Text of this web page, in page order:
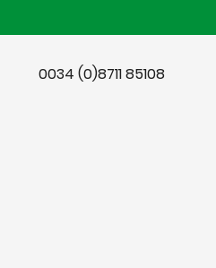
0034 (0)8711 85108